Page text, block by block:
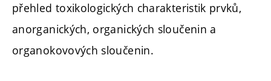
přehled toxikologických charakteristik prvků,
anorganických, organických sloučenin a
organokovových sloučenin.